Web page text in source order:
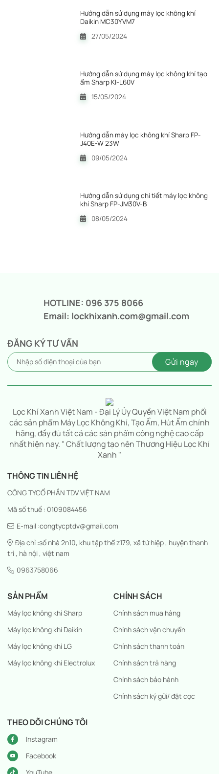
Hướng dẫn sử dụng máy lọc không khí
Daikin MC30YVM7
27/05/2024
Hướng dẫn sử dụng máy lọc không khí tạo
ẩm Sharp KI-L60V
15/05/2024
Hướng dẫn máy lọc không khí Sharp FP-
J40E-W 23W
09/05/2024
Hướng dẫn sử dụng chi tiết máy lọc không
khí Sharp FP-JM30V-B
08/05/2024
HOTLINE: 096 375 8066
Email: lockhixanh.com@gmail.com
ĐĂNG KÝ TƯ VẤN
Lọc Khí Xanh Việt Nam - Đại Lý Ủy Quyền Việt Nam phối
các sản phẩm Máy Lọc Không Khí, Tạo Ẩm, Hút Ẩm chính
hãng, đầy đủ tất cả các sản phẩm công nghệ cao cấp
nhất hiện nay. " Chất lượng tạo nên Thương Hiệu Lọc Khí
Xanh "
THÔNG TIN LIÊN HỆ
CÔNG TYCỔ PHẦN TDV VIỆT NAM
Mã số thuế : 0109084456
E-mail :congtycptdv@gmail.com
Địa chỉ :số nhà 2n10, khu tập thể z179, xã tứ hiệp , huyện thanh
trì , hà nội , việt nam
0963758066
SẢN PHẨM
Máy lọc không khí Sharp
Máy lọc không khí Daikin
Máy lọc không khí LG
Máy lọc không khí Electrolux
CHÍNH SÁCH
Chính sách mua hàng
Chính sách vận chuyển
Chính sách thanh toán
Chính sách trả hàng
Chính sách bảo hành
Chính sách ký gửi/ đặt cọc
THEO DÕI CHÚNG TÔI
Instagram
Facebook